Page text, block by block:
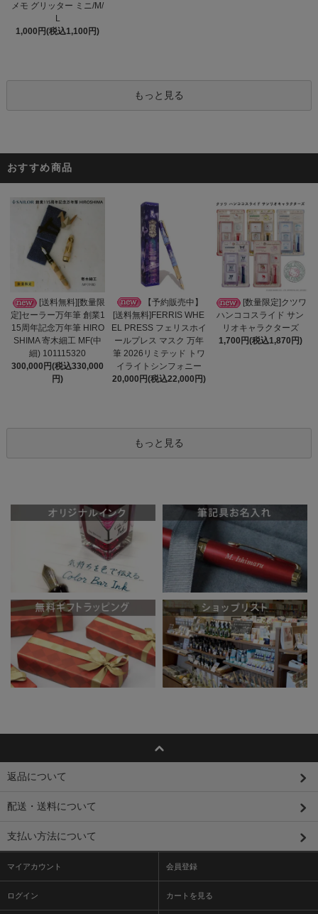
メモ グリッター ミニ/M/
L
1,000円(税込1,100円)
もっと見る
おすすめ商品
[送料無料][数量限
定]セーラー万年筆 創業1
15周年記念万年筆 HIRO
SHIMA 寄木細工 MF(中
細) 101115320
300,000円(税込330,000
円)
【予約販売中】
[送料無料]FERRIS WHE
EL PRESS フェリスホイ
ールプレス マスク 万年
筆 2026リミテッド トワ
イライトシンフォニー
20,000円(税込22,000円)
[数量限定]クツワ
ハンココスライド サン
リオキャラクターズ
1,700円(税込1,870円)
もっと見る
返品について
配送・送料について
支払い方法について
マイアカウント 会員登録
ログイン カートを見る